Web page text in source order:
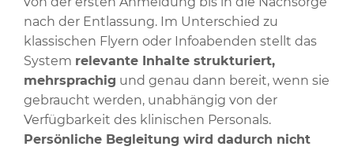
nach der Entlassung. Im Unterschied zu
klassischen Flyern oder Infoabenden stellt das
System relevante Inhalte strukturiert,
mehrsprachig und genau dann bereit, wenn sie
gebraucht werden, unabhängig von der
Verfügbarkeit des klinischen Personals.
Persönliche Begleitung wird dadurch nicht